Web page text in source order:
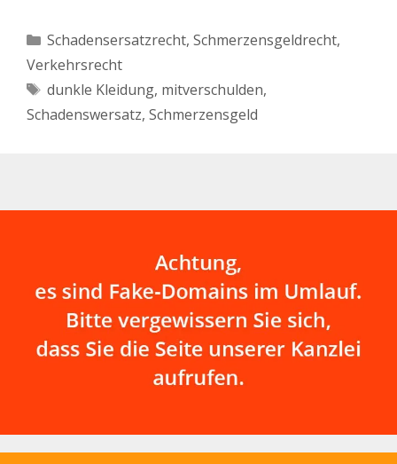
Kategorien
Schadensersatzrecht, Schmerzensgeldrecht,
Verkehrsrecht
Schlagwörter
dunkle Kleidung, mitverschulden,
Schadenswersatz, Schmerzensgeld